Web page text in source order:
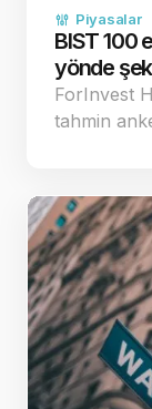
Piyasalar
BIST 100
yönde
ForInvest
tahmin